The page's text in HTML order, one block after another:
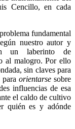
Cencillo, en cada
fundamental
nuestro autor y
un laberinto de
al malogro. Por ello
sin claves para
orientarsesobre
influencias de esa
el caldo de cultivo
quién es y adónde